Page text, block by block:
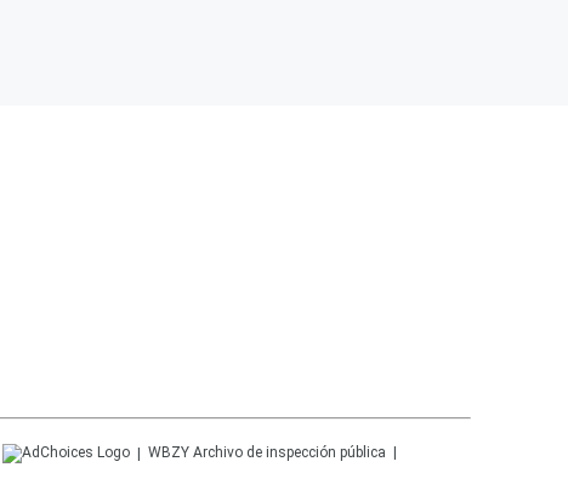
WBZY Archivo de inspección pública